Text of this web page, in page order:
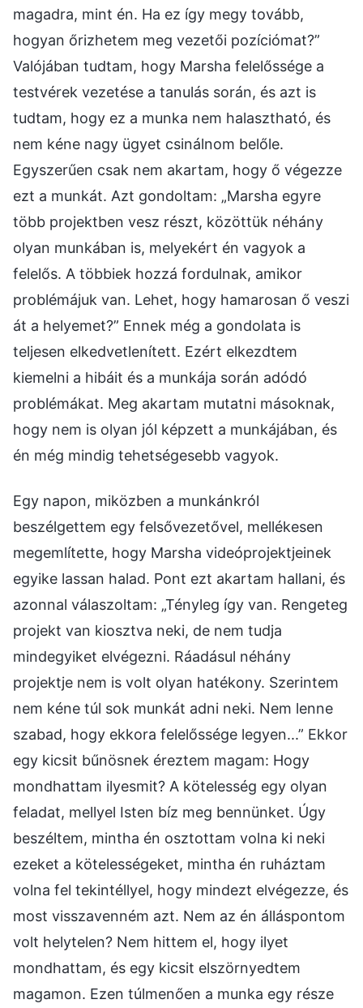
magadra, mint én. Ha ez így megy tovább,
hogyan őrizhetem meg vezetői pozíciómat?”
Valójában tudtam, hogy Marsha felelőssége a
testvérek vezetése a tanulás során, és azt is
tudtam, hogy ez a munka nem halasztható, és
nem kéne nagy ügyet csinálnom belőle.
Egyszerűen csak nem akartam, hogy ő végezze
ezt a munkát. Azt gondoltam: „Marsha egyre
több projektben vesz részt, közöttük néhány
olyan munkában is, melyekért én vagyok a
felelős. A többiek hozzá fordulnak, amikor
problémájuk van. Lehet, hogy hamarosan ő veszi
át a helyemet?” Ennek még a gondolata is
teljesen elkedvetlenített. Ezért elkezdtem
kiemelni a hibáit és a munkája során adódó
problémákat. Meg akartam mutatni másoknak,
hogy nem is olyan jól képzett a munkájában, és
én még mindig tehetségesebb vagyok.
Egy napon, miközben a munkánkról
beszélgettem egy felsővezetővel, mellékesen
megemlítette, hogy Marsha videóprojektjeinek
egyike lassan halad. Pont ezt akartam hallani, és
azonnal válaszoltam: „Tényleg így van. Rengeteg
projekt van kiosztva neki, de nem tudja
mindegyiket elvégezni. Ráadásul néhány
projektje nem is volt olyan hatékony. Szerintem
nem kéne túl sok munkát adni neki. Nem lenne
szabad, hogy ekkora felelőssége legyen...” Ekkor
egy kicsit bűnösnek éreztem magam: Hogy
mondhattam ilyesmit? A kötelesség egy olyan
feladat, mellyel Isten bíz meg bennünket. Úgy
beszéltem, mintha én osztottam volna ki neki
ezeket a kötelességeket, mintha én ruháztam
volna fel tekintéllyel, hogy mindezt elvégezze, és
most visszavenném azt. Nem az én álláspontom
volt helytelen? Nem hittem el, hogy ilyet
mondhattam, és egy kicsit elszörnyedtem
magamon. Ezen túlmenően a munka egy része